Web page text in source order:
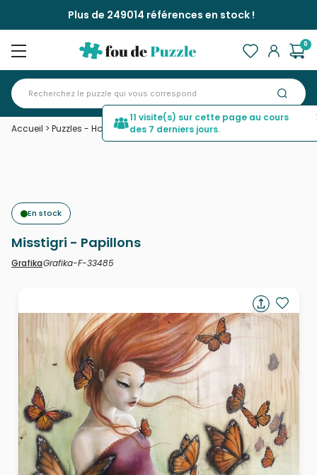
Plus de 249014 références en stock !
0
Accueil > Puzzles - Hommes et Femmes >Misstigri - Papillons
En stock
Misstigri - Papillons
GrafikaGrafika-F-33485
11 visite(s) sur cette page au cours
des 7 derniers jours.